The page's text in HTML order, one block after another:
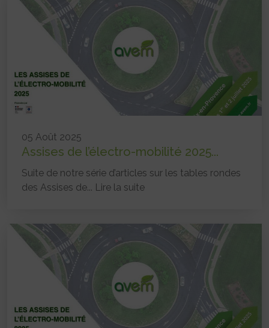
05 Août 2025
Assises de l’électro-mobilité 2025...
Suite de notre série d’articles sur les tables rondes
des Assises de... Lire la suite